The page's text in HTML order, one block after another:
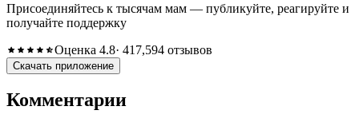
Присоединяйтесь к тысячам мам — публикуйте, реагируйте и
получайте поддержку
Оценка 4.8· 417,594 отзывов
Скачать приложение
Комментарии